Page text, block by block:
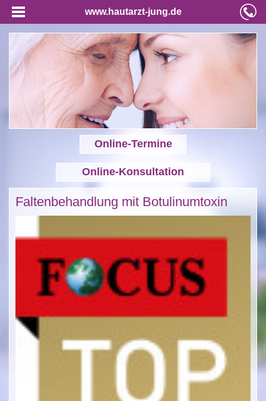
www.hautarzt-jung.de
Online-Termine
Online-Konsultation
Faltenbehandlung mit Botulinumtoxin